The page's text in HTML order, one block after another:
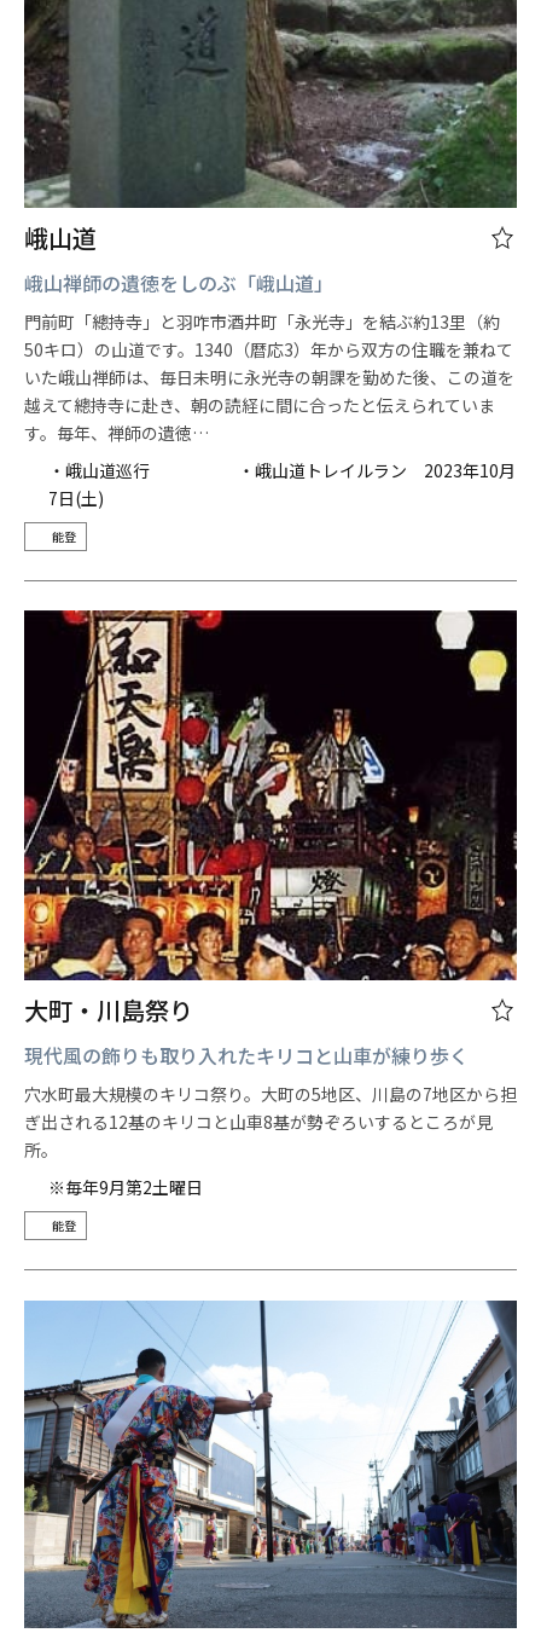
峨山道
峨山禅師の遺徳をしのぶ「峨山道」
門前町「總持寺」と羽咋市酒井町「永光寺」を結ぶ約13里（約
50キロ）の山道です。1340（暦応3）年から双方の住職を兼ねて
いた峨山禅師は、毎日未明に永光寺の朝課を勤めた後、この道を
越えて總持寺に赴き、朝の読経に間に合ったと伝えられていま
す。毎年、禅師の遺徳…
・峨山道巡行 ・峨山道トレイルラン 2023年10月
7日(土)
能登
大町・川島祭り
現代風の飾りも取り入れたキリコと山車が練り歩く
穴水町最大規模のキリコ祭り。大町の5地区、川島の7地区から担
ぎ出される12基のキリコと山車8基が勢ぞろいするところが見
所。
※毎年9月第2土曜日
能登